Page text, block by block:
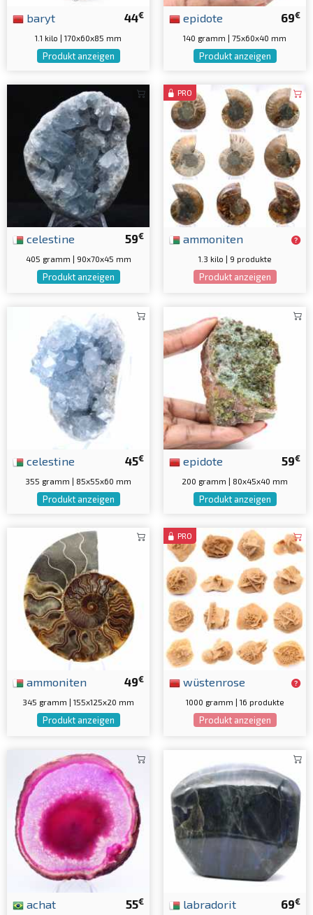
44€
baryt
1.1 kilo | 170x60x85 mm
Produkt anzeigen
69€
epidote
140 gramm | 75x60x40 mm
Produkt anzeigen
59€
celestine
405 gramm | 90x70x45 mm
Produkt anzeigen
PRO
ammoniten
1.3 kilo | 9 produkte
Produkt anzeigen
45€
celestine
355 gramm | 85x55x60 mm
Produkt anzeigen
59€
epidote
200 gramm | 80x45x40 mm
Produkt anzeigen
49€
ammoniten
345 gramm | 155x125x20 mm
Produkt anzeigen
PRO
wüstenrose
1000 gramm | 16 produkte
Produkt anzeigen
55€
achat 69€
labradorit